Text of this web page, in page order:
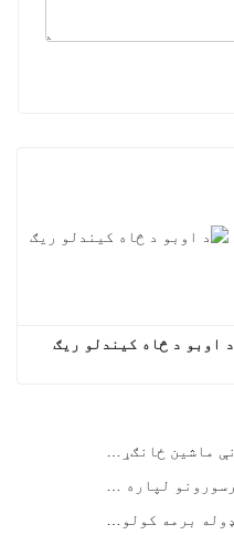
د اوبو د څاه کیندلو ریګ
د درنې دندې کرالر ډوله برمه کولو ریګ لارښود